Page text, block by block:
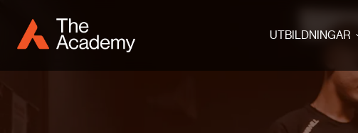
UTBILDNINGAR